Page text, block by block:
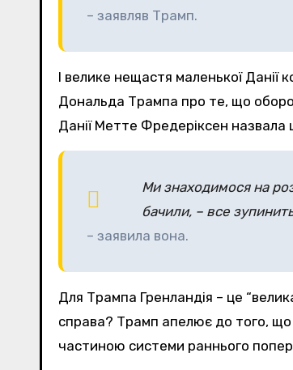
– заявляв Трамп.
І велике нещастя маленької Данії
Дональда Трампа про те, що
Данії Метте Фредеріксен
Ми знаходимося на
бачили, – все
– заявила вона.
Для Трампа Гренландія – це
справа? Трамп апелює до того, що
частиною системи раннього